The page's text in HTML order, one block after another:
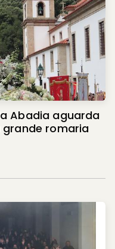
Abadia aguarda
romaria